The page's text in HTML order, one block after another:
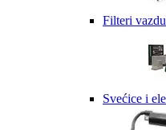
Filteri
Svećice i